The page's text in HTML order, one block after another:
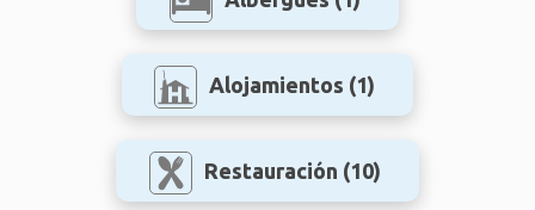
Alojamientos (1)
Restauración (10)